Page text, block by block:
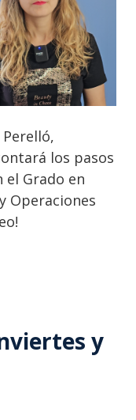
los pasos
Grado en
Operaciones
y